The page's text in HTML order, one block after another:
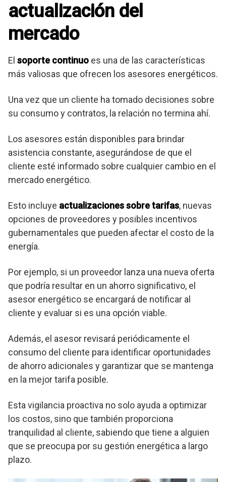
actualización del
mercado
El soporte continuo es una de las características
más valiosas que ofrecen los asesores energéticos.
Una vez que un cliente ha tomado decisiones sobre
su consumo y contratos, la relación no termina ahí.
Los asesores están disponibles para brindar
asistencia constante, asegurándose de que el
cliente esté informado sobre cualquier cambio en el
mercado energético.
Esto incluye actualizaciones sobre tarifas, nuevas
opciones de proveedores y posibles incentivos
gubernamentales que pueden afectar el costo de la
energía.
Por ejemplo, si un proveedor lanza una nueva oferta
que podría resultar en un ahorro significativo, el
asesor energético se encargará de notificar al
cliente y evaluar si es una opción viable.
Además, el asesor revisará periódicamente el
consumo del cliente para identificar oportunidades
de ahorro adicionales y garantizar que se mantenga
en la mejor tarifa posible.
Esta vigilancia proactiva no solo ayuda a optimizar
los costos, sino que también proporciona
tranquilidad al cliente, sabiendo que tiene a alguien
que se preocupa por su gestión energética a largo
plazo.